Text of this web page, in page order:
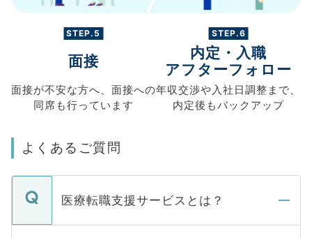
STEP.5
面接
面接が不安な方へ、 面接への
同席も行っています
STEP.6
内定・入職
アフターフォロー
年収交渉や 入社日調整まで、
内定後もバックアップ
よくあるご質問
医療転職支援サービスとは？